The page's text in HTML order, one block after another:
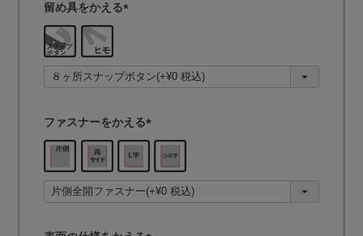
留め具をかえる
須
)
ファスナーをかえる
(
須
)